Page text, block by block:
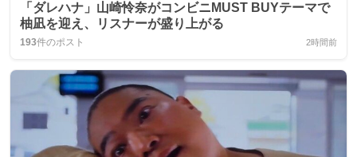
「ダレハナ」山崎怜奈がコンビニMUST BUYテーマで
柚凪を迎え、リスナーが盛り上がる
193件のポスト 2時間前